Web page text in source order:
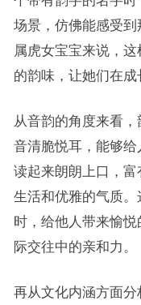
场景，仿佛能感受
属虎女宝宝来说，
的韵味，让她们在成
从音韵的角度来看
音清脆悦耳，能够给
读起来朗朗上口，
生活和优雅的气质
时，给他人带来愉
际交往中的亲和力。
再从文化内涵方面